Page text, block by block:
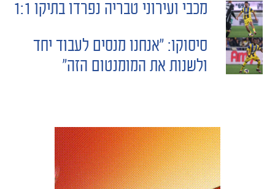
משחקים
ותוצאות
POST
NAVIGATION
מכבי ועירוני טבריה נפרדו בתיקו 1:1
סיסוקו: ״אנחנו מנסים לעבוד יחד
ולשנות את המומנטום הזה״